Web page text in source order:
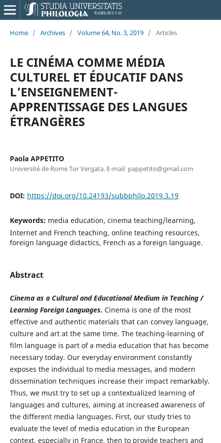
Home / Archives / Volume 64, No. 3, 2019 / Articles
LE CINÉMA COMME MÉDIA
CULTUREL ET ÉDUCATIF DANS
L’ENSEIGNEMENT-
APPRENTISSAGE DES LANGUES
ÉTRANGÈRES
Paola APPETITO
Université de Rome Tor Vergata. E-mail: pappetito@gmail.com
DOI: https://doi.org/10.24193/subbphilo.2019.3.19
Keywords: media education, cinema teaching/learning,
Internet and French teaching, online teaching resources,
foreign language didactics, French as a foreign language.
Abstract
Cinema as a Cultural and Educational Medium in Teaching /
Learning Foreign Languages. Cinema is one of the most
effective and authentic materials that can convey language,
culture and art at the same time. The teaching-learning of
film language is part of a media education that has become
necessary today. Our everyday environment constantly
exposes the individual to media messages, and modern
dissemination techniques increase their impact remarkably.
Thus, we must try to set up a contextualized learning of
languages and cultures, aiming at increased awareness of
the different media languages. First, our study tries to
evaluate the level of media education in the European
context, especially in France, then to provide teachers and